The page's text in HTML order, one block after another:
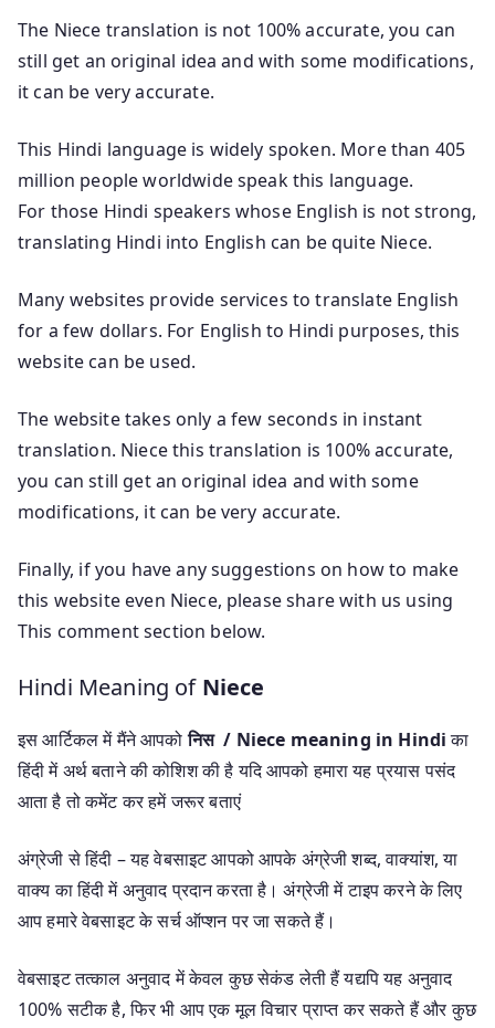
The Niece translation is not 100% accurate, you can
still get an original idea and with some modifications,
it can be very accurate.
This Hindi language is widely spoken. More than 405
million people worldwide speak this language.
For those Hindi speakers whose English is not strong,
translating Hindi into English can be quite Niece.
Many websites provide services to translate English
for a few dollars. For English to Hindi purposes, this
website can be used.
The website takes only a few seconds in instant
translation. Niece this translation is 100% accurate,
you can still get an original idea and with some
modifications, it can be very accurate.
Finally, if you have any suggestions on how to make
this website even Niece, please share with us using
This comment section below.
Hindi Meaning of Niece
इस आर्टिकल में मैंने आपकोनिस / Niece meaning in Hindiका
हिंदी में अर्थ बताने की कोशिश की है यदि आपको हमारा यह प्रयास पसंद
आता है तो कमेंट कर हमें जरूर बताएं
अंग्रेजी से हिंदी – यह वेबसाइट आपको आपके अंग्रेजी शब्द, वाक्यांश, या
वाक्य का हिंदी में अनुवाद प्रदान करता है। अंग्रेजी में टाइप करने के लिए
आप हमारे वेबसाइट के सर्च ऑप्शन पर जा सकते हैं।
वेबसाइट तत्काल अनुवाद में केवल कुछ सेकंड लेती हैं यद्यपि यह अनुवाद
100% सटीक है, फिर भी आप एक मूल विचार प्राप्त कर सकते हैं और कुछ